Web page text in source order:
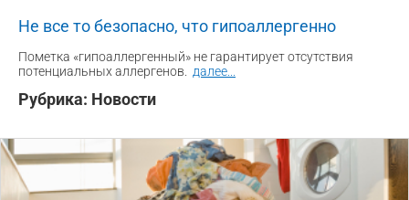
Не все то безопасно, что гипоаллергенно
Пометка «гипоаллергенный» не гарантирует отсутствия
потенциальных аллергенов.
далее
Рубрика: Новости